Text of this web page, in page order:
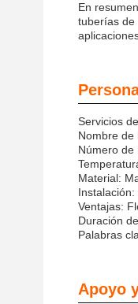
En
tuberías de
Servicios
Nombre de
Número de
Material:
Instalación:
Ventajas:
Duración
Palabras
Apoyo